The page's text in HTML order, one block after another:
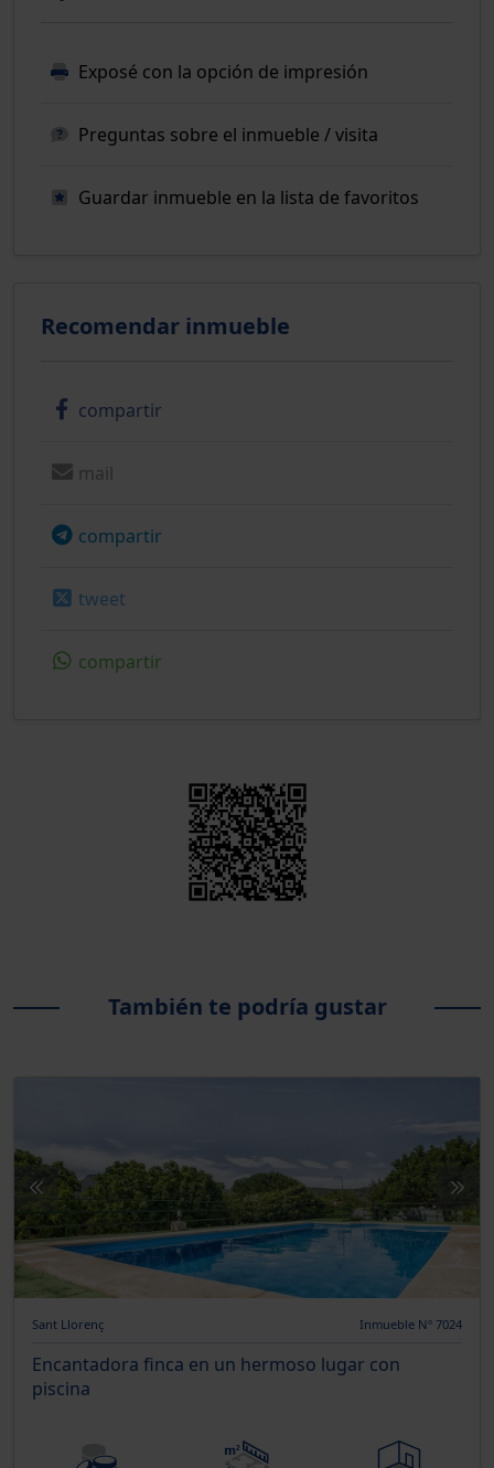
Exposé con la opción de impresión
Preguntas sobre el inmueble / visita
Guardar inmueble en la lista de favoritos
Recomendar inmueble
compartir
mail
compartir
tweet
compartir
También te podría gustar
Sant Llorenç Inmueble Nº 7024
Encantadora finca en un hermoso lugar con
piscina